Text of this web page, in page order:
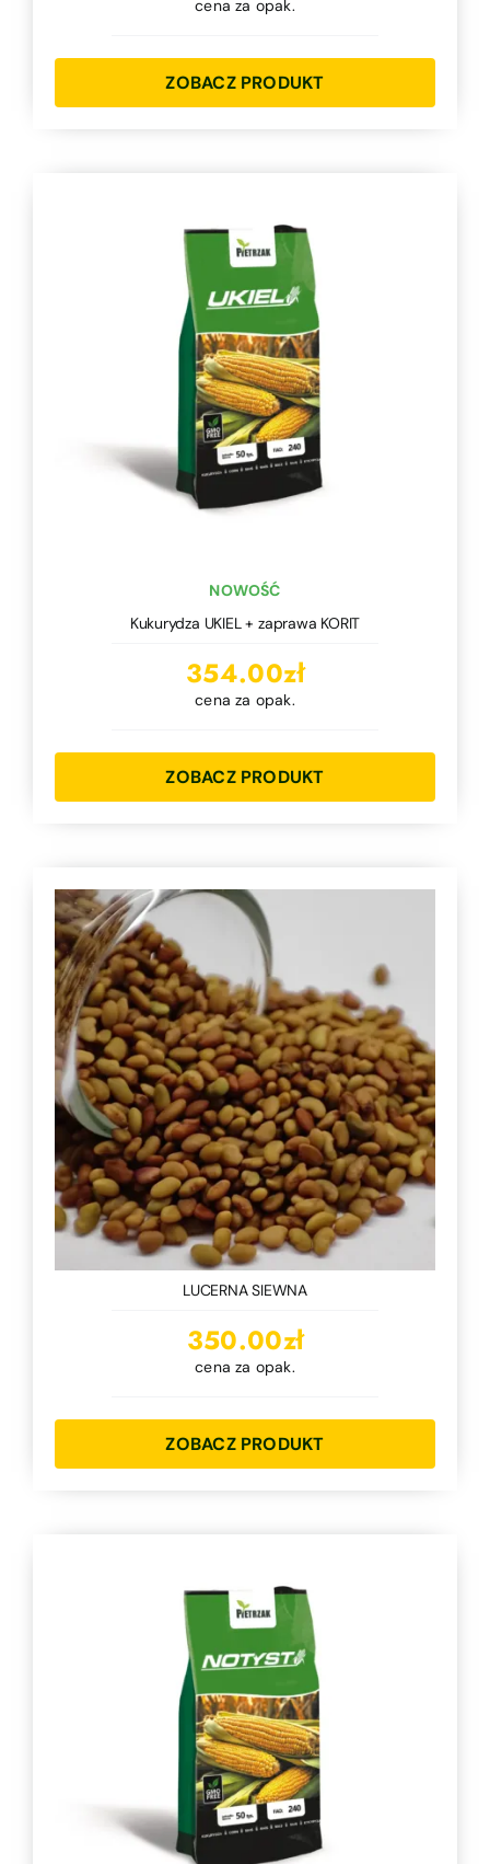
cena za opak.
ZOBACZ PRODUKT
NOWOŚĆ
Kukurydza UKIEL + zaprawa KORIT
354.00zł
cena za opak.
ZOBACZ PRODUKT
LUCERNA SIEWNA
350.00zł
cena za opak.
ZOBACZ PRODUKT